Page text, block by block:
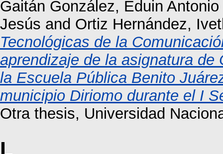
Gaitán González, Eduin Antonio
Jesús and Ortiz Hernández,
Tecnológicas de la
aprendizaje de la asignatura
la Escuela Pública Benito
municipio Diriomo durante el I
Otra thesis, Universidad